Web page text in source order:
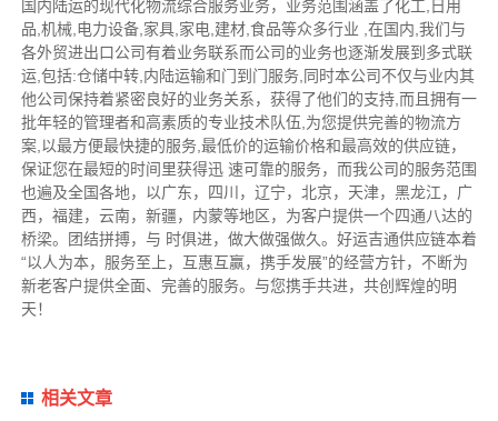
国内陆运的现代化物流综合服务业务，业务范围涵盖了化工,日用
品,机械,电力设备,家具,家电,建材,食品等众多行业 ,在国内,我们与
各外贸进出口公司有着业务联系而公司的业务也逐渐发展到多式联
运,包括:仓储中转,内陆运输和门到门服务,同时本公司不仅与业内其
他公司保持着紧密良好的业务关系，获得了他们的支持,而且拥有一
批年轻的管理者和高素质的专业技术队伍,为您提供完善的物流方
案,以最方便最快捷的服务,最低价的运输价格和最高效的供应链，
保证您在最短的时间里获得迅 速可靠的服务，而我公司的服务范围
也遍及全国各地，以广东，四川，辽宁，北京，天津，黑龙江，广
西，福建，云南，新疆，内蒙等地区，为客户提供一个四通八达的
桥梁。团结拼搏，与 时俱进，做大做强做久。好运吉通供应链本着
“以人为本，服务至上，互惠互赢，携手发展”的经营方针，不断为
新老客户提供全面、完善的服务。与您携手共进，共创辉煌的明
天！
相关文章